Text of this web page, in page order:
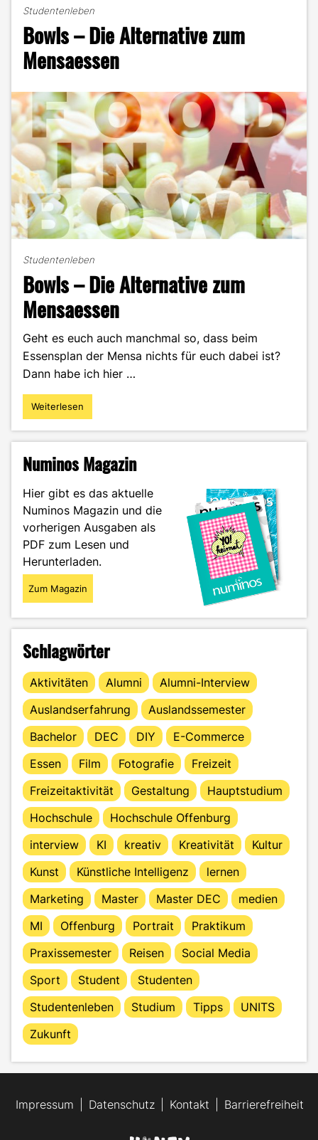
–
Passt
das
zusammen?"
Studentenleben
Bowls – Die Alternative zum
Mensaessen
Studentenleben
Bowls – Die Alternative zum
Mensaessen
Geht es euch auch manchmal so, dass beim
Essensplan der Mensa nichts für euch dabei ist?
Dann habe ich hier …
"Bowls
–
zum
Weiterlesen
Numinos Magazin
Hier gibt es das aktuelle
Numinos Magazin und die
vorherigen Ausgaben als
PDF zum Lesen und
Herunterladen.
Zum Magazin
Schlagwörter
Aktivitäten Alumni
Alumni-Interview
Auslandserfahrung
Auslandssemester
Bachelor
DEC DIY
E-Commerce
Essen
Film Fotografie
Freizeit
Freizeitaktivität
Gestaltung
Hauptstudium
Hochschule
Hochschule Offenburg
interview
KI kreativ Kreativität
Kultur
Kunst
Künstliche Intelligenz
lernen
Marketing
Master Master DEC
medien
MI
Offenburg Portrait
Praktikum
Praxissemester
Reisen
Social Media
Sport
Student
Studenten
Studentenleben
Studium Tipps
UNITS
Zukunft
Impressum Datenschutz Kontakt Barrierefreiheit